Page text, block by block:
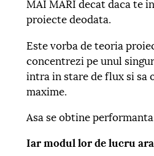
MAI MARI decat daca te
proiecte deodata.
Este vorba de teoria
concentrezi pe unul
intra in stare de flux si
maxime.
Asa se obtine
Iar modul lor de lucru